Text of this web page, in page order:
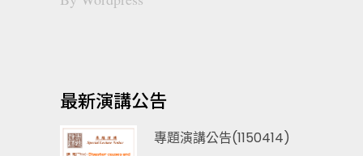
最新演講公告
專題演講公告(1150414)